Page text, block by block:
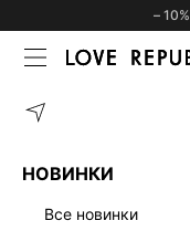
–
НОВИНКИ
все новинки
ГЛАВНАЯ